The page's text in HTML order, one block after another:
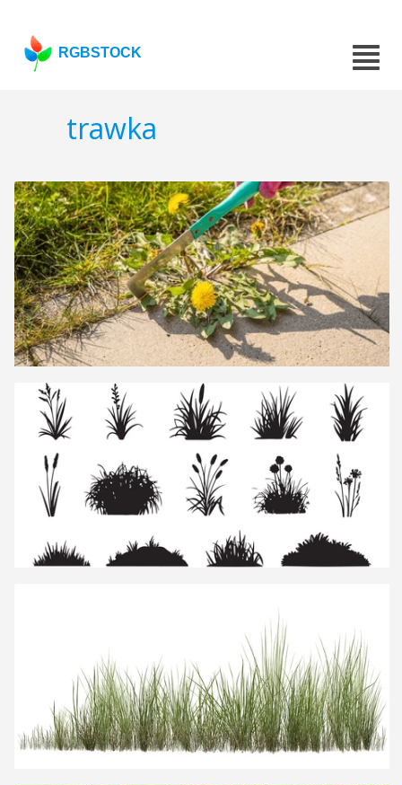
RGBSTOCK
trawka